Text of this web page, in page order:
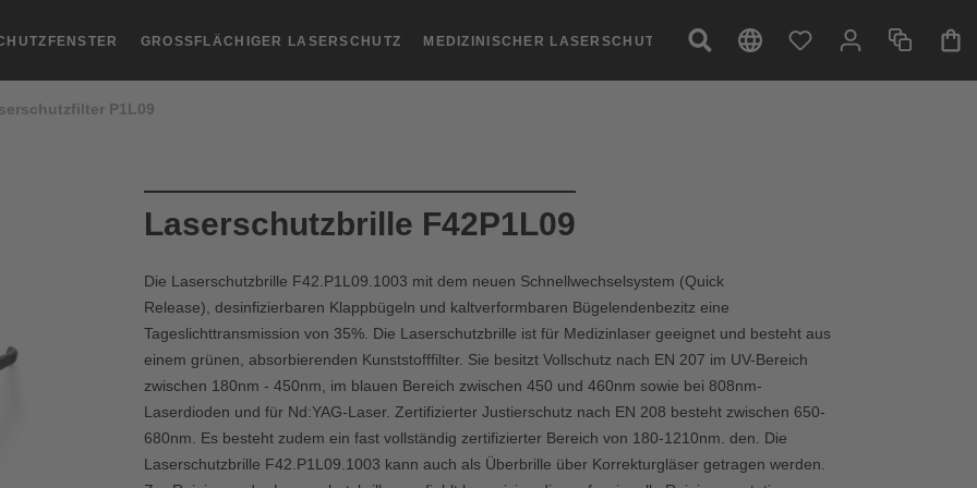
GROSSFLÄCHIGER LASERSCHUTZ MEDIZINISCHER LASERSCHUTZ
P1L09
Laserschutzbrille F42P1L09
Die Laserschutzbrille F42.P1L09.1003 mit dem neuen Schnellwechselsystem (Quick
Release), desinfizierbaren Klappbügeln und kaltverformbaren Bügelendenbezitz eine
Tageslichttransmission von 35%. Die Laserschutzbrille ist für Medizinlaser geeignet und besteht aus
einem grünen, absorbierenden Kunststofffilter. Sie besitzt Vollschutz nach EN 207 im UV-Bereich
zwischen 180nm - 450nm, im blauen Bereich zwischen 450 und 460nm sowie bei 808nm-
Laserdioden und für Nd:YAG-Laser. Zertifizierter Justierschutz nach EN 208 besteht zwischen 650-
680nm. Es besteht zudem ein fast vollständig zertifizierter Bereich von 180-1210nm. den. Die
Laserschutzbrille F42.P1L09.1003 kann auch als Überbrille über Korrekturgläser getragen werden.